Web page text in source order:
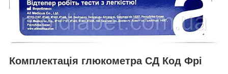
Комплектація глюкометра СД Код Фрі